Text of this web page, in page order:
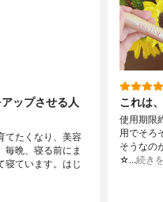
ップさせる人
てたくなり、美容
毎晩、寝る前にま
寝ています。はじ
これは
使用期限
用でそろ
そうなの
☆…続き